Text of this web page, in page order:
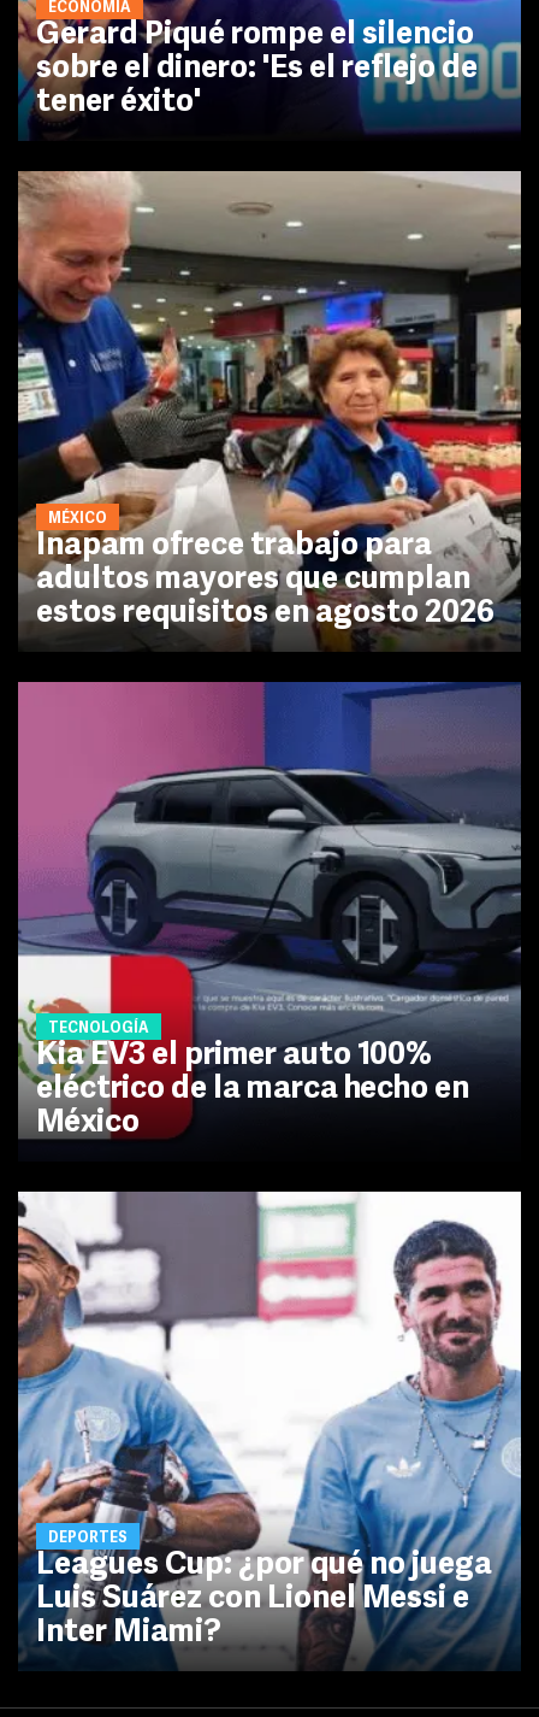
ECONOMÍA
Gerard Piqué rompe el silencio
sobre el dinero: 'Es el reflejo de
tener éxito'
MÉXICO
Inapam ofrece trabajo para
adultos mayores que cumplan
estos requisitos en agosto 2026
TECNOLOGÍA
Kia EV3 el primer auto 100%
eléctrico de la marca hecho en
México
DEPORTES
Leagues Cup: ¿por qué no juega
Luis Suárez con Lionel Messi e
Inter Miami?